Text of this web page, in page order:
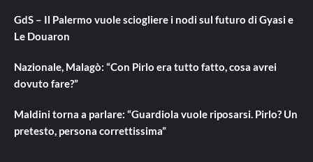
GdS – Il Palermo vuole sciogliere i nodi sul futuro di Gyasi e
Le Douaron
Nazionale, Malagò: “Con Pirlo era tutto fatto, cosa avrei
dovuto fare?”
Maldini torna a parlare: “Guardiola vuole riposarsi. Pirlo? Un
pretesto, persona correttissima”